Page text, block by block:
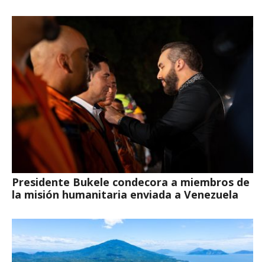
Presidente Bukele condecora a miembros de
la misión humanitaria enviada a Venezuela